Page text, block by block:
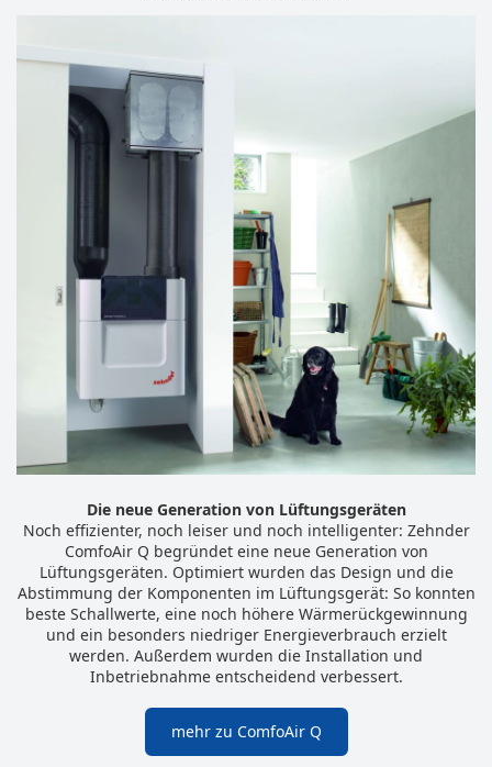
Die neue Generation von Lüftungsgeräten
Noch effizienter, noch leiser und noch intelligenter: Zehnder
ComfoAir Q begründet eine neue Generation von
Lüftungsgeräten. Optimiert wurden das Design und die
Abstimmung der Komponenten im Lüftungsgerät: So konnten
beste Schallwerte, eine noch höhere Wärmerückgewinnung
und ein besonders niedriger Energieverbrauch erzielt
werden. Außerdem wurden die Installation und
Inbetriebnahme entscheidend verbessert.
mehr zu ComfoAir Q